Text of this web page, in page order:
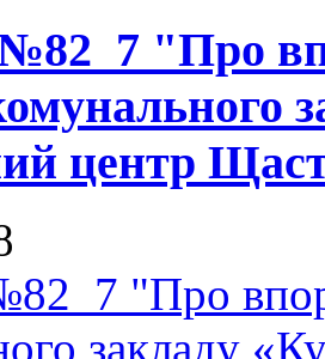
"Про
центр
"Про
закладу